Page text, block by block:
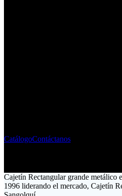
CatálogoContáctanos
Cajetín Rectangular grande metálico
1996 liderando el mercado, Cajetín